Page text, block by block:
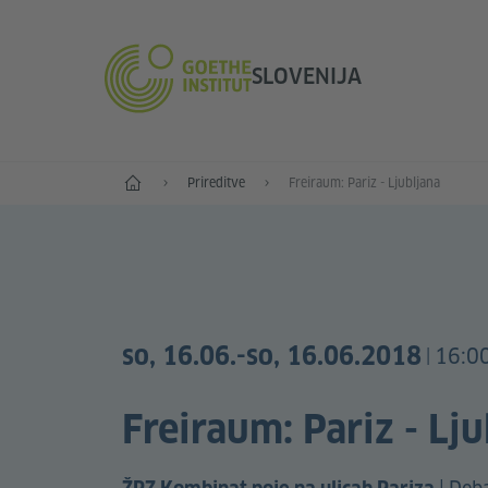
SLOVENIJA
Začetek Prireditve Freiraum: Pariz - Ljubljana
so, 16.06.-so, 16.06.2018
Freiraum: Pariz -